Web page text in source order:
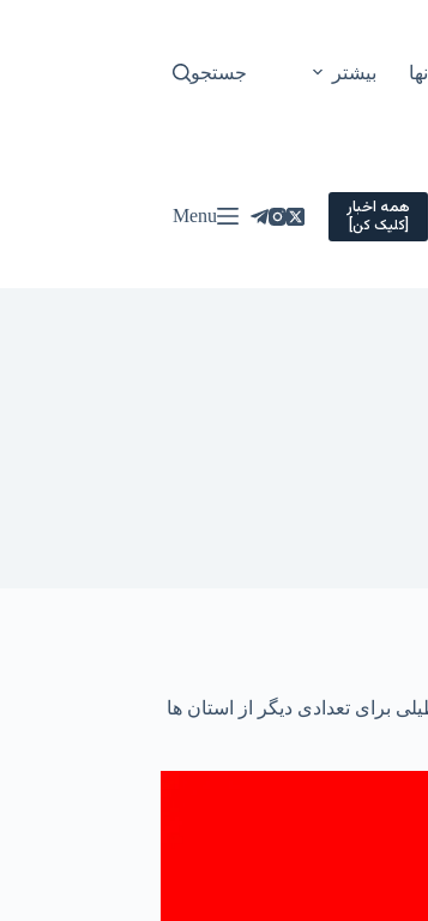
بیشتر جستجو
همه اخبار
[کلیک کن] Menu
برای تعدادی دیگر از استان ها